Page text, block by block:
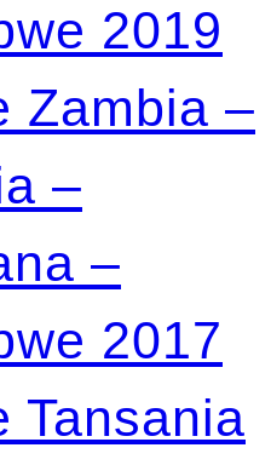
2019
Zambia –
–
–
2017
Tansania